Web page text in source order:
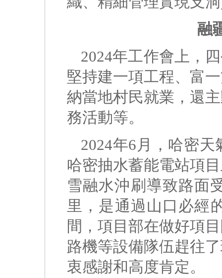
融
2024年工作會上，
堅持建一項工程、富
納當地村民就業，還
務活動等。
2024年6月，哈密
哈密抽水蓄能電站項
雪融水沖刷導致路面
里，是通過山口必經
間，項目部在做好項
路機等設備隊伍趕往
衷感謝和高度肯定。